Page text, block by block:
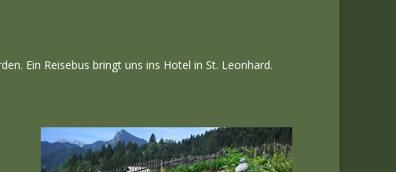
Ein Reisebus bringt uns ins Hotel in St. Leonhard.